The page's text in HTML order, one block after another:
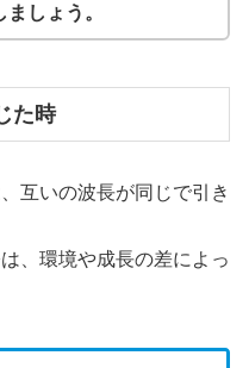
しょう。
た時
互いの波長が同じで引き
、環境や成長の差によっ